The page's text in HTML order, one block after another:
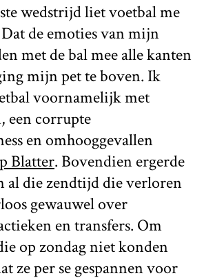
wedstrijd liet voetbal me
de emoties van mijn
met de bal mee alle kanten
mijn pet te boven. Ik
voornamelijk met
een corrupte
en omhooggevallen
Blatter. Bovendien ergerde
al die zendtijd die verloren
gewauwel over
en transfers. Om
op zondag niet konden
ze per se gespannen voor